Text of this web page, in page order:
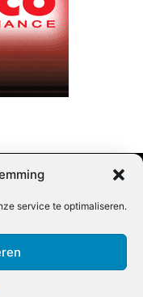
service te optimaliseren.
content